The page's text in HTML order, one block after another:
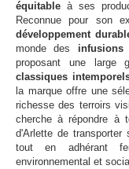
équitable à ses
Reconnue pour son
développement
monde des infusions
proposant une large
classiques
la marque offre une
richesse des terroirs
cherche à répondre à
d'Arlette de
tout en adhérant
environnemental et